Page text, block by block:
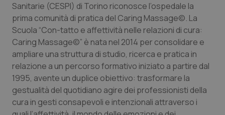
Emilia-Romagna
Friuli Venezia Giulia
Lazio
Liguria
Lombardia
Colesterolo & coronaropatie
Dermatite Atopica
Diabete & glucometri
Disturbi dell’umore
Dolore
Sanitarie (CESPI) di Torino riconosce l’ospedale la
prima comunità di pratica del Caring Massage©. La
Scuola “Con-tatto e affettività nelle relazioni di cura:
Caring Massage©” è nata nel 2014 per consolidare e
ampliare una struttura di studio, ricerca e pratica in
relazione a un percorso formativo iniziato a partire dal
1995, avente un duplice obiettivo: trasformare la
gestualità del quotidiano agire dei professionisti della
cura in gesti consapevoli e intenzionali attraverso i